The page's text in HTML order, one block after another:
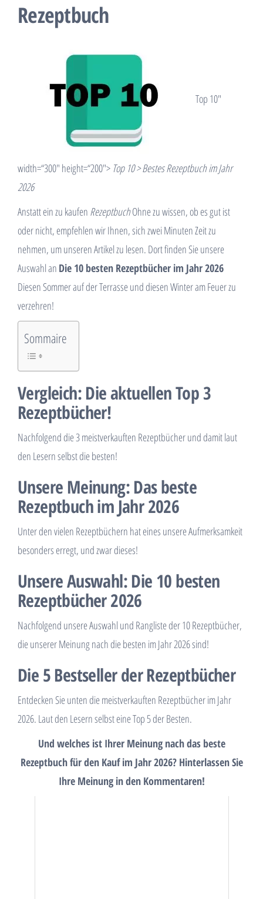
Rezeptbuch
Top 10″
width=“300″ height=“200″> Top 10 > Bestes Rezeptbuch im Jahr
2026
Anstatt ein zu kaufen RezeptbuchOhne zu wissen, ob es gut ist
oder nicht, empfehlen wir Ihnen, sich zwei Minuten Zeit zu
nehmen, um unseren Artikel zu lesen. Dort finden Sie unsere
Auswahl an Die 10 besten Rezeptbücher im Jahr 2026
Diesen Sommer auf der Terrasse und diesen Winter am Feuer zu
verzehren!
Sommaire
Vergleich: Die aktuellen Top 3
Rezeptbücher!
Nachfolgend die 3 meistverkauften Rezeptbücher und damit laut
den Lesern selbst die besten!
Unsere Meinung: Das beste
Rezeptbuch im Jahr 2026
Unter den vielen Rezeptbüchern hat eines unsere Aufmerksamkeit
besonders erregt, und zwar dieses!
Unsere Auswahl: Die 10 besten
Rezeptbücher 2026
Nachfolgend unsere Auswahl und Rangliste der 10 Rezeptbücher,
die unserer Meinung nach die besten im Jahr 2026 sind!
Die 5 Bestseller der Rezeptbücher
Entdecken Sie unten die meistverkauften Rezeptbücher im Jahr
2026. Laut den Lesern selbst eine Top 5 der Besten.
Und welches ist Ihrer Meinung nach das beste
Rezeptbuch für den Kauf im Jahr 2026? Hinterlassen Sie
Ihre Meinung in den Kommentaren!